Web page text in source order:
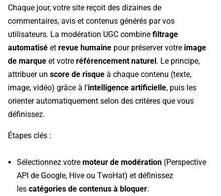
Chaque jour, votre site reçoit des dizaines de
commentaires, avis et contenus générés par vos
utilisateurs. La modération UGC combine filtrage
automatisé et revue humaine pour préserver votre image
de marque et votre référencement naturel. Le principe,
attribuer un score de risque à chaque contenu (texte,
image, vidéo) grâce à l'intelligence artificielle, puis les
orienter automatiquement selon des critères que vous
définissez.
Étapes clés :
Sélectionnez votre moteur de modération (Perspective
API de Google, Hive ou TwoHat) et définissez
les catégories de contenus à bloquer.